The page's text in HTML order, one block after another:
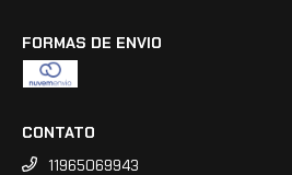
FORMAS DE ENVIO
CONTATO
11965069943